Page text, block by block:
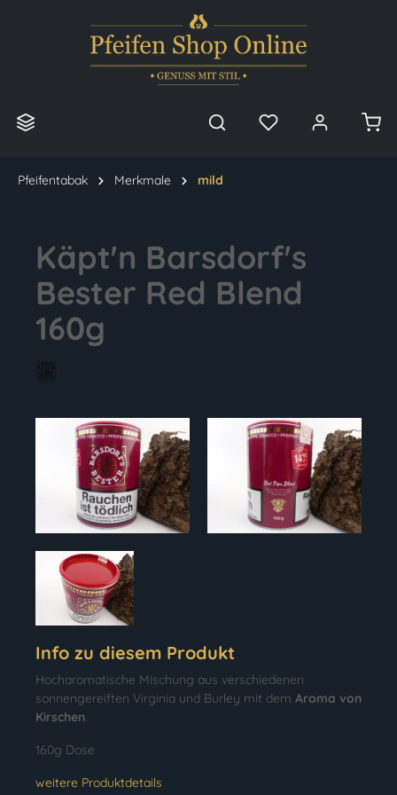
Pfeifentabak Merkmale mild
Käpt'n Barsdorf's
Bester Red Blend
160g
Info zu diesem Produkt
Hocharomatische Mischung aus verschiedenen
sonnengereiften Virginia und Burley mit dem Aroma von
Kirschen.
160g Dose
weitere Produktdetails